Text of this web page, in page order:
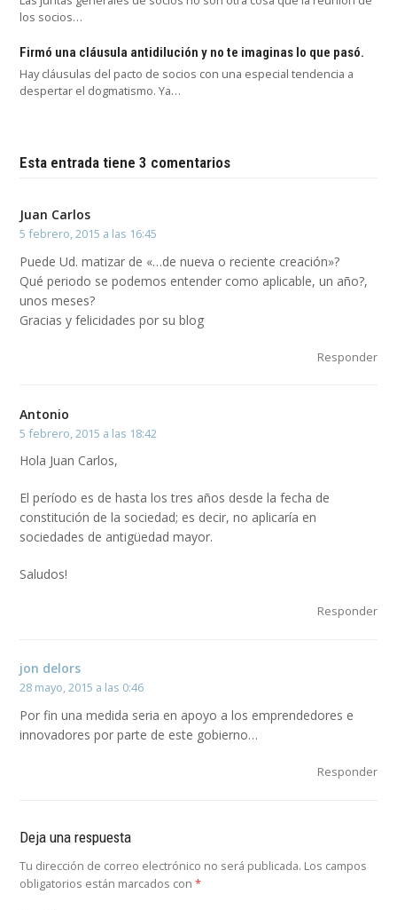
los socios…
Firmó una cláusula antidilución y no te imaginas lo que pasó.
Hay cláusulas del pacto de socios con una especial tendencia a
despertar el dogmatismo. Ya…
Esta entrada tiene 3 comentarios
Juan Carlos
5 febrero, 2015 a las 16:45
Puede Ud. matizar de «…de nueva o reciente creación»?
Qué periodo se podemos entender como aplicable, un año?,
unos meses?
Gracias y felicidades por su blog
Responder
Antonio
5 febrero, 2015 a las 18:42
Hola Juan Carlos,
El período es de hasta los tres años desde la fecha de
constitución de la sociedad; es decir, no aplicaría en
sociedades de antigüedad mayor.
Saludos!
Responder
jon delors
28 mayo, 2015 a las 0:46
Por fin una medida seria en apoyo a los emprendedores e
innovadores por parte de este gobierno…
Responder
Deja una respuesta
Tu dirección de correo electrónico no será publicada. Los campos
obligatorios están marcados con*